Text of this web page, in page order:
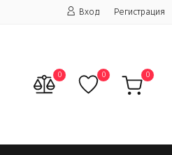
Вход Регистрация
0 0 0